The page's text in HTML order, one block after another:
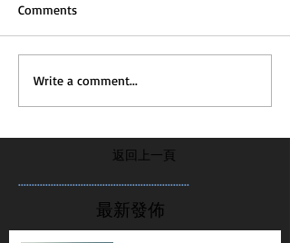
Comments
Write a comment...
返回上一頁
...............................................................
最新發佈